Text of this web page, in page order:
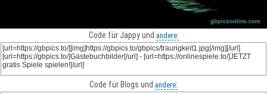
Code für Jappy und andere:
Code für Blogs und andere: